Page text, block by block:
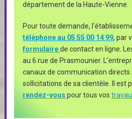
département de la Haute-Vienne.
Pour toute demande,
téléphone au 05 55 00 14 99, par
formulairede contact en ligne.
au 6 rue de Prasmounier.
canaux de communication directs
sollicitations de sa clientèle. Il est
rendez-vouspour tous vos